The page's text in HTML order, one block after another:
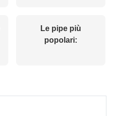
Le pipe più
popolari: